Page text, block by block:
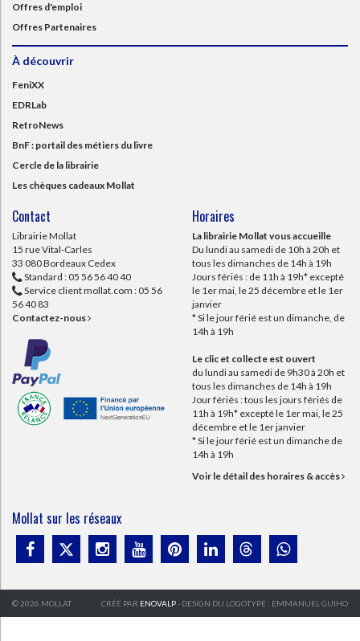
Offres d'emploi
Offres Partenaires
À découvrir
FeniXX
EDRLab
RetroNews
BnF : portail des métiers du livre
Cercle de la librairie
Les chèques cadeaux Mollat
Contact
Librairie Mollat
15 rue Vital-Carles
33 080 Bordeaux Cedex
Standard : 05 56 56 40 40
Service client mollat.com : 05 56
56 40 83
Contactez-nous
Horaires
La librairie Mollat vous accueille
Du lundi au samedi de 10h à 20h et
tous les dimanches de 14h à 19h
Jours fériés : de 11h à 19h* excepté
le 1er mai, le 25 décembre et le 1er
janvier
* Si le jour férié est un dimanche, de
14h à 19h
Le clic et collecte est ouvert
du lundi au samedi de 9h30 à 20h et
tous les dimanches de 14h à 19h
Jour fériés : tous les jours fériés de
11h à 19h* excepté le 1er mai, le 25
décembre et le 1er janvier
* Si le jour férié est un dimanche de
14h à 19h
Voir le détail des horaires & accès
Mollat sur les réseaux
© 2026 MOLLAT CRÉÉ PAR ENOVALP- DESIGN DU LOGOTYPE : EMMANUEL GUIHO